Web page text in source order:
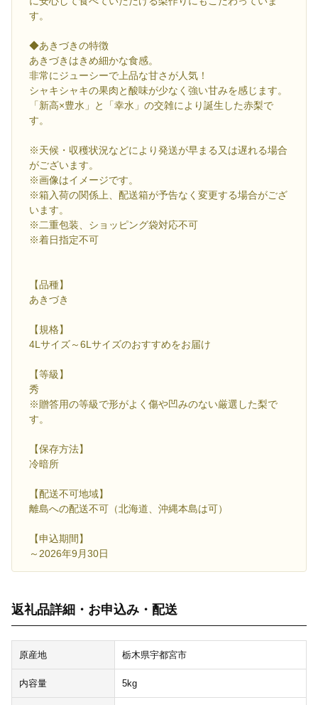
す。
◆あきづきの特徴
あきづきはきめ細かな食感。
非常にジューシーで上品な甘さが人気！
シャキシャキの果肉と酸味が少なく強い甘みを感じます。
「新高×豊水」と「幸水」の交雑により誕生した赤梨で
す。
※天候・収穫状況などにより発送が早まる又は遅れる場合
がございます。
※画像はイメージです。
※箱入荷の関係上、配送箱が予告なく変更する場合がござ
います。
※二重包装、ショッピング袋対応不可
※着日指定不可
【品種】
あきづき
【規格】
4Lサイズ～6Lサイズのおすすめをお届け
【等級】
秀
※贈答用の等級で形がよく傷や凹みのない厳選した梨で
す。
【保存方法】
冷暗所
【配送不可地域】
離島への配送不可（北海道、沖縄本島は可）
【申込期間】
～2026年9月30日
返礼品詳細・お申込み・配送
原産地 栃木県宇都宮市
内容量 5kg